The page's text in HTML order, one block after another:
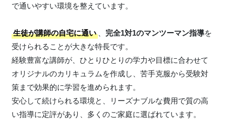
で通いやすい環境を整えています。
生徒が講師の自宅に通い、 完全1対1のマンツーマン指導を
受けられることが大きな特長です。
経験豊富な講師が、ひとりひとりの学力や目標に合わせて
オリジナルのカリキュラムを作成し、苦手克服から受験対
策まで効果的に学習を進められます。
安心して続けられる環境と、リーズナブルな費用で質の高
い指導に定評があり、多くのご家庭に選ばれています。